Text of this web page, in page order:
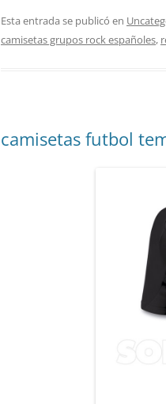
Esta entrada se publicó en
camisetas grupos rock españoles,
camisetas futbol